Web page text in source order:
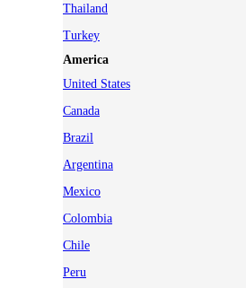
Thailand
Turkey
America
United States
Canada
Brazil
Argentina
Mexico
Colombia
Chile
Peru